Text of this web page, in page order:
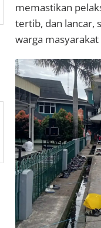
memastikan
tertib, dan lancar,
warga